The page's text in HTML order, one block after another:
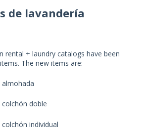
de lavandería
rental + laundry catalogs have been
The new items are:
doble
individual